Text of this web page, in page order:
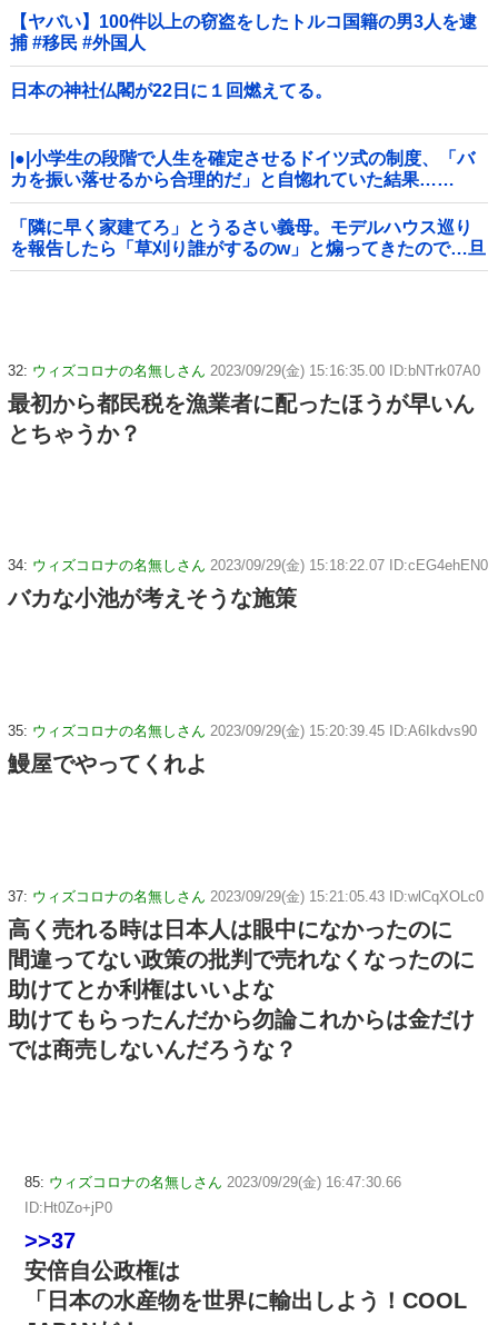
【ヤバい】100件以上の窃盗をしたトルコ国籍の男3人を逮
捕 #移民 #外国人
日本の神社仏閣が22日に１回燃えてる。
|●|小学生の段階で人生を確定させるドイツ式の制度、「バ
カを振い落せるから合理的だ」と自惚れていた結果……
「隣に早く家建てろ」とうるさい義母。モデルハウス巡り
を報告したら「草刈り誰がするのw」と煽ってきたので…旦
那が放った「一言」に義母オロオロｗｗ←嫌味を逆手にと
32: ウィズコロナの名無しさん 2023/09/29(金) 15:16:35.00 ID:bNTrk07A0
最初から都民税を漁業者に配ったほうが早いん
とちゃうか？
34: ウィズコロナの名無しさん 2023/09/29(金) 15:18:22.07 ID:cEG4ehEN0
バカな小池が考えそうな施策
35: ウィズコロナの名無しさん 2023/09/29(金) 15:20:39.45 ID:A6Ikdvs90
鰻屋でやってくれよ
37: ウィズコロナの名無しさん 2023/09/29(金) 15:21:05.43 ID:wlCqXOLc0
高く売れる時は日本人は眼中になかったのに
間違ってない政策の批判で売れなくなったのに
助けてとか利権はいいよな
助けてもらったんだから勿論これからは金だけ
では商売しないんだろうな？
85: ウィズコロナの名無しさん 2023/09/29(金) 16:47:30.66
ID:Ht0Zo+jP0
>>37
安倍自公政権は
「日本の水産物を世界に輸出しよう！COOL